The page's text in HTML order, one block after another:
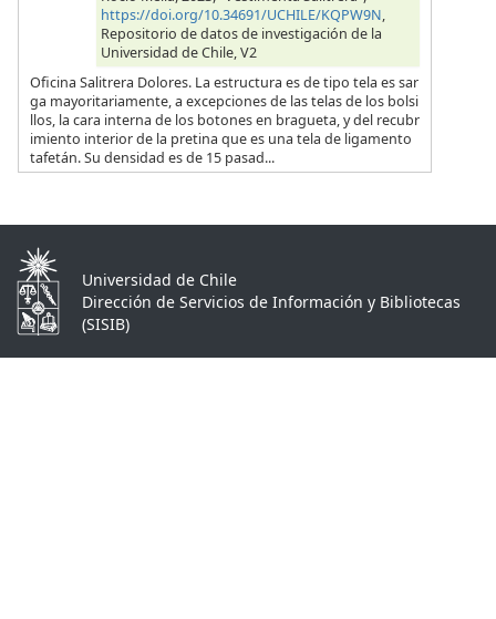
https://doi.org/10.34691/UCHILE/KQPW9N,
Repositorio de datos de investigación de la
Universidad de Chile, V2
Oficina Salitrera Dolores. La estructura es de tipo tela es sar
ga mayoritariamente, a excepciones de las telas de los bolsi
llos, la cara interna de los botones en bragueta, y del recubr
imiento interior de la pretina que es una tela de ligamento
tafetán. Su densidad es de 15 pasad...
Universidad de Chile
Dirección de Servicios de Información y Bibliotecas
(SISIB)